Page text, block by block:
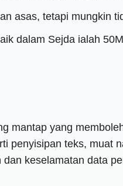
asas, tetapi mungkin
dalam Sejda ialah
mantap yang
penyisipan teks, muat
keselamatan data